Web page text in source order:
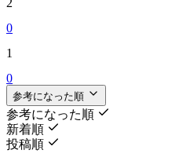
0
1
0
参考になった順
参考になった順
新着順
投稿順